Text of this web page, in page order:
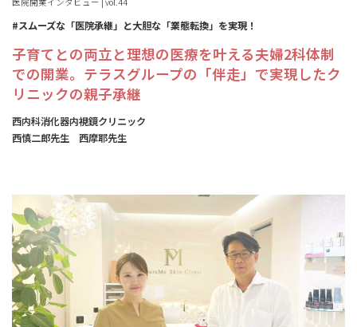
#スムーズな「医院承継」と大胆な「業態転換」を実現！
子育てとの両立と理想の医療を叶える夫婦2科体制
での開業。テラスグループの「伴走」で実現したク
リニックの親子承継
西内科消化器内視鏡クリニック
西慎二郎先生 西摩耶先生